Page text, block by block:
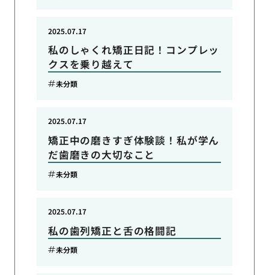
私のしゃくれ矯正日記！コンプレッ
クスを乗り越えて
2025.07.17
未分類
矯正中の磨きすぎ体験談！私が学ん
だ歯磨きの大切なこと
2025.07.17
未分類
私の歯列矯正と舌の格闘記
2025.07.17
未分類